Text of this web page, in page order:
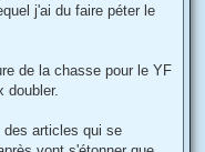
j'ai du faire péter le
de la chasse pour le YF
doubler.
des articles qui se